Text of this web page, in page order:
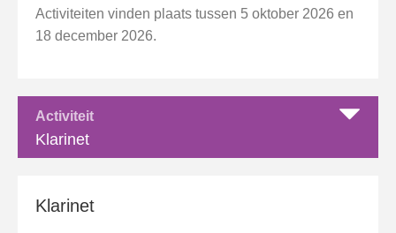
Activiteiten vinden plaats tussen 5 oktober 2026 en
18 december 2026.
Activiteit
Klarinet
Klarinet